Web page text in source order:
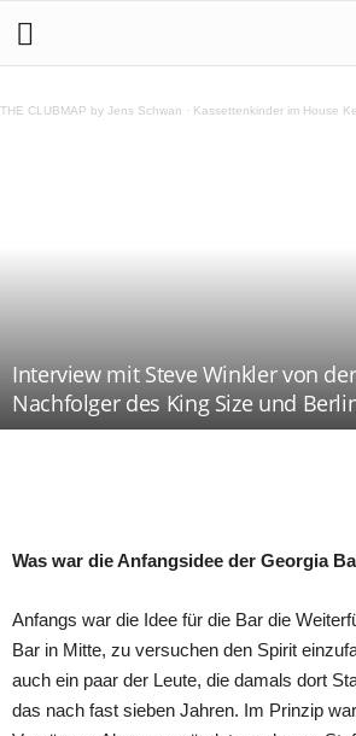
THE CLUBMAP by Jens Schwan · Kassettenkinder im House
Interview mit Steve Winkler von
Nachfolger des King Size und
Was war die Anfangsidee der Georgia
Anfangs war die Idee für die Bar die
Bar in Mitte, zu versuchen den Spirit
auch ein paar der Leute, die damals dort
das nach fast sieben Jahren. Im Prinzip